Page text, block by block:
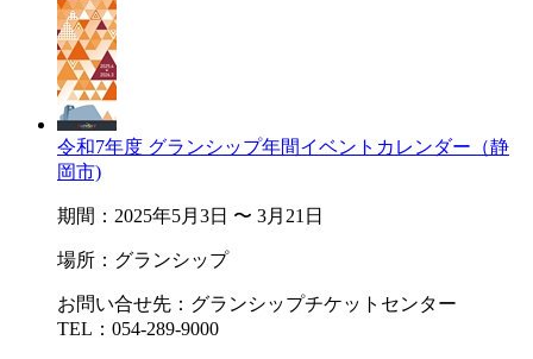
令和7年度 グランシップ年間イベントカレンダー（静
岡市)
期間：2025年5月3日 〜 3月21日
場所：グランシップ
お問い合せ先：グランシップチケットセンター
TEL：054-289-9000